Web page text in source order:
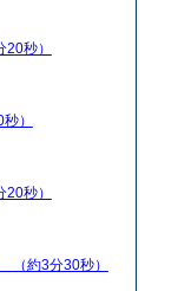
20秒）
）
20秒）
（約3分30秒）